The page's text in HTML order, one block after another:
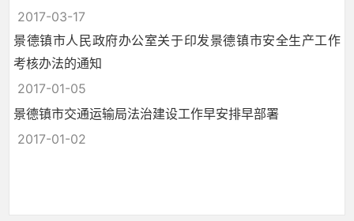
2017-03-17
景德镇市人民政府办公室关于印发景德镇市安全生产工作
考核办法的通知
2017-01-05
景德镇市交通运输局法治建设工作早安排早部署
2017-01-02